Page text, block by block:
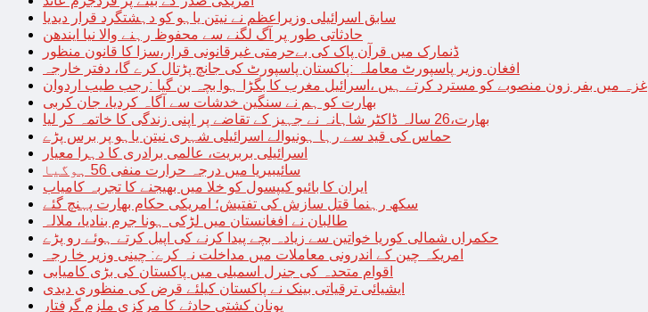
سابق اسرائیلی وزیراعظم نے نیتن یاہو کو دہشتگرد قرار دیدیا
حادثاتی طور پر آگ لگنے سے محفوظ رہنے والا نیا ایندھن
ڈنمارک میں قرآن پاک کی بےحرمتی غیرقانونی قرار،سزا کا قانون منظور
افغان وزیر پاسپورٹ معاملہ :پاکستان پاسپورٹ کی جانچ پڑتال کرے گا، دفتر خارجہ
غزہ میں بفر زون منصوبے کو مسترد کرتے ہیں ،اسرائیل مغرب کا بگڑا ہوا بچہ بن گیا :رجب طیب اردوان
بھارت کو ہم نے سنگین خدشات سے آگاہ کردیا، جان کربی
بھارت،26 سالہ ڈاکٹر شاہانہ نے جہیز کے تقاضے پر اپنی زندگی کا خاتمہ کر لیا
حماس کی قید سے رہا ہونیوالے اسرائیلی شہری نیتن یاہو پر برس پڑے
اسرائیلی بربریت، عالمی برادری کا دہرا معیار
سائیبیریا میں درجہ حرارت منفی 56 ہوگیا
ایران کا بائیو کیپسول کو خلا میں بھیجنے کا تجربہ کامیاب
سکھ رہنما قتل سازش کی تفتیش؛ امریکی حکام بھارت پہنچ گئے
طالبان نے افغانستان میں لڑکی ہونا جرم بنادیا، ملالہ
حکمراں شمالی کوریا خواتین سے زیادہ بچے پیدا کرنے کی اپیل کرتے ہوئے رو پڑے
امریکہ چین کے اندرونی معاملات میں مداخلت نہ کرے: چینی وزیر خا رجہ
اقوام متحدہ کی جنرل اسمبلی میں پاکستان کی بڑی کامیابی
ایشیائی ترقیاتی بینک نے پاکستان کیلئے قرض کی منظوری دیدی
یونان کشتی حادثے کا مرکزی ملزم گرفتار